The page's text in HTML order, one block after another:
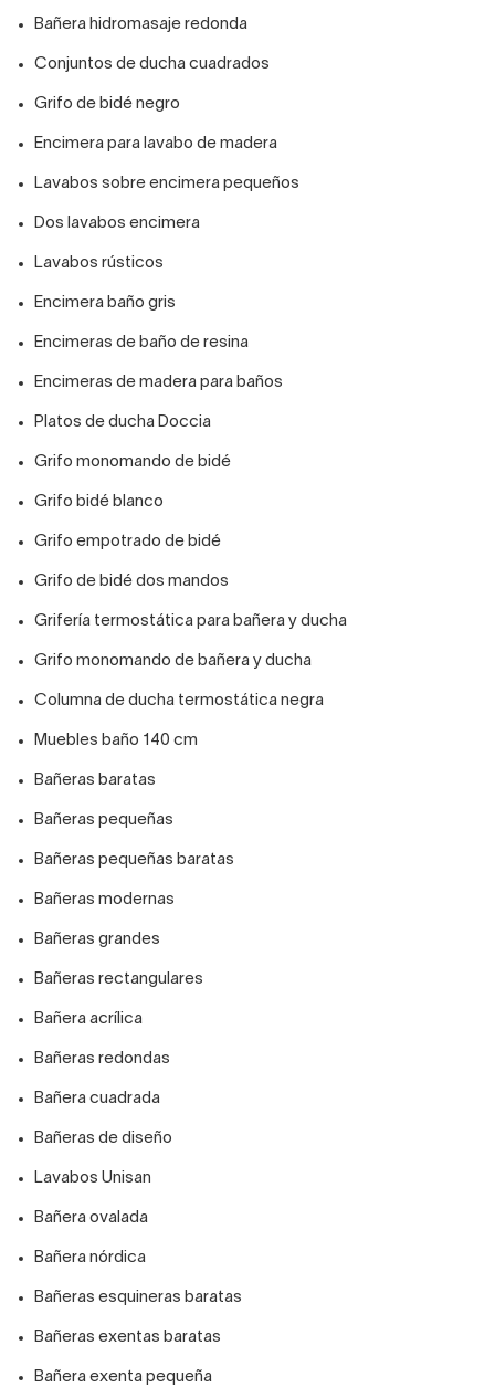
Bañera hidromasaje redonda
Conjuntos de ducha cuadrados
Grifo de bidé negro
Encimera para lavabo de madera
Lavabos sobre encimera pequeños
Dos lavabos encimera
Lavabos rústicos
Encimera baño gris
Encimeras de baño de resina
Encimeras de madera para baños
Platos de ducha Doccia
Grifo monomando de bidé
Grifo bidé blanco
Grifo empotrado de bidé
Grifo de bidé dos mandos
Grifería termostática para bañera y ducha
Grifo monomando de bañera y ducha
Columna de ducha termostática negra
Muebles baño 140 cm
Bañeras baratas
Bañeras pequeñas
Bañeras pequeñas baratas
Bañeras modernas
Bañeras grandes
Bañeras rectangulares
Bañera acrílica
Bañeras redondas
Bañera cuadrada
Bañeras de diseño
Lavabos Unisan
Bañera ovalada
Bañera nórdica
Bañeras esquineras baratas
Bañeras exentas baratas
Bañera exenta pequeña